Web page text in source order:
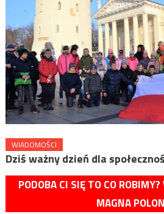
WIADOMOŚCI
Dziś ważny dzień dla
PODOBA CI SIĘ TO CO
MAGNA